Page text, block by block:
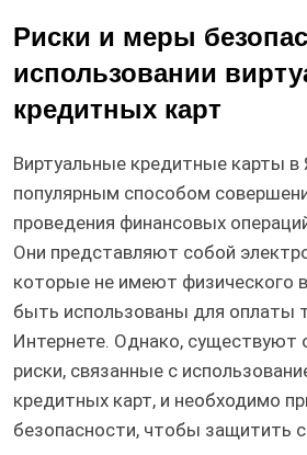
Риски и меры
использовании
кредитных карт
Виртуальные кредитные карты в
популярным способом
проведения финансовых
Они представляют собой
которые не имеют физического
быть использованы для оплаты
Интернете. Однако, существуют
риски, связанные с
кредитных карт, и необходимо
безопасности, чтобы защитить